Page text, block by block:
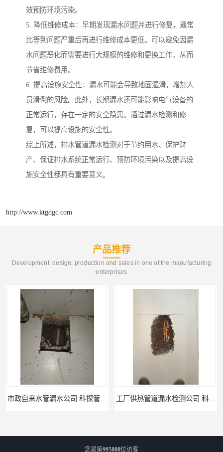
效预防环境污染。
5. 降低维修成本：早期发现漏水问题并进行修复，通常
比等到问题严重后再进行维修成本更低。可以避免因漏
水问题恶化而需要进行大规模的维修和更换工作，从而
节省维修费用。
6. 提高设施安全性：漏水可能会导致地面湿滑，增加人
员滑倒的风险。此外，长期漏水还可能影响电气设备的
正常运行，存在一定的安全隐患。通过漏水检测和修
复，可以提高设施的安全性。
综上所述，排水管道漏水检测对于节约用水、保护财
产、保证排水系统正常运行、预防环境污染以及提高设
施安全性都具有重要意义。
http://www.ktgdgc.com
产品推荐
Development, design, production and sales in one of the manufacturing
enterprises
公司仪器测漏电话 科探管道工程
您是第995800位访客